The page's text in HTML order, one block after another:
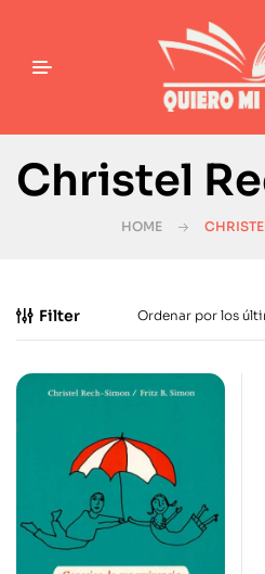
Christel
HOME
Filter